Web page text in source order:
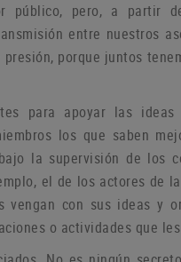
público, pero, a partir
entre nuestros
presión, porque juntos
para apoyar las
los que saben
la supervisión de los
el de los actores de
con sus ideas y
o actividades que